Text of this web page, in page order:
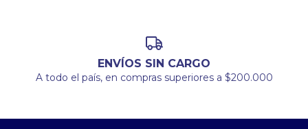
ENVÍOS SIN CARGO
A todo el país, en compras superiores a $200.000